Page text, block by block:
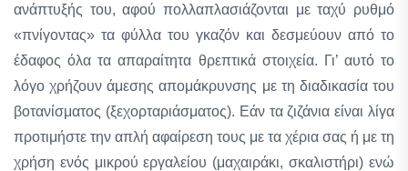
ανάπτυξής του, αφού πολλαπλασιάζονται με ταχύ ρυθμό
«πνίγοντας» τα φύλλα του γκαζόν και δεσμεύουν από το
έδαφος όλα τα απαραίτητα θρεπτικά στοιχεία. Γι’ αυτό το
λόγο χρήζουν άμεσης απομάκρυνσης με τη διαδικασία του
βοτανίσματος (ξεχορταριάσματος). Εάν τα ζιζάνια είναι λίγα
προτιμήστε την απλή αφαίρεση τους με τα χέρια σας ή με τη
χρήση ενός μικρού εργαλείου (μαχαιράκι, σκαλιστήρι) ενώ